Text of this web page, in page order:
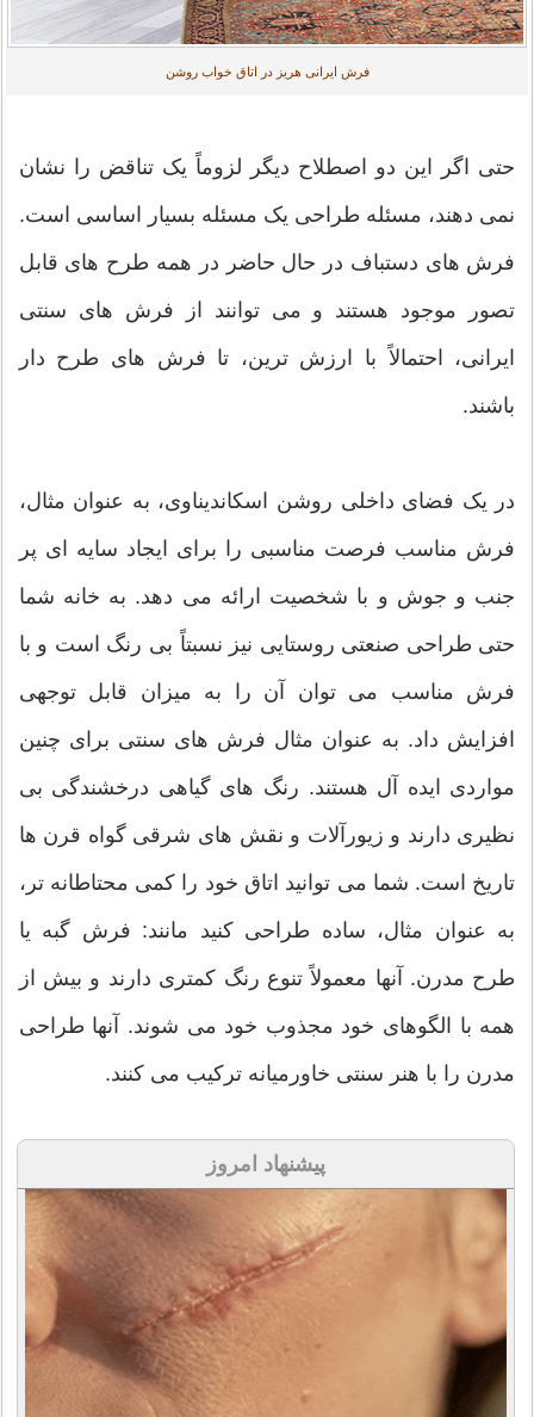
فرش ایرانی هریز در اتاق خواب روشن
حتی اگر این دو اصطلاح دیگر لزوماً یک تناقض را نشان
نمی دهند، مسئله طراحی یک مسئله بسیار اساسی است.
فرش های دستباف در حال حاضر در همه طرح های قابل
تصور موجود هستند و می توانند از فرش های سنتی
ایرانی، احتمالاً با ارزش ترین، تا فرش های طرح دار
باشند.
در یک فضای داخلی روشن اسکاندیناوی، به عنوان مثال،
فرش مناسب فرصت مناسبی را برای ایجاد سایه ای پر
جنب و جوش و با شخصیت ارائه می دهد. به خانه شما
حتی طراحی صنعتی روستایی نیز نسبتاً بی رنگ است و با
فرش مناسب می توان آن را به میزان قابل توجهی
افزایش داد. به عنوان مثال فرش های سنتی برای چنین
مواردی ایده آل هستند. رنگ های گیاهی درخشندگی بی
نظیری دارند و زیورآلات و نقش های شرقی گواه قرن ها
تاریخ است. شما می توانید اتاق خود را کمی محتاطانه تر،
به عنوان مثال، ساده طراحی کنید مانند: فرش گبه یا
طرح مدرن. آنها معمولاً تنوع رنگ کمتری دارند و بیش از
همه با الگوهای خود مجذوب خود می شوند. آنها طراحی
مدرن را با هنر سنتی خاورمیانه ترکیب می کنند.
پیشنهاد امروز